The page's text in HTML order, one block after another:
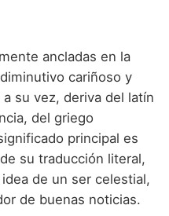
ancladas en la
cariñoso y
su vez, deriva del latín
del griego
principal es
su traducción literal,
de un ser celestial,
de buenas noticias.